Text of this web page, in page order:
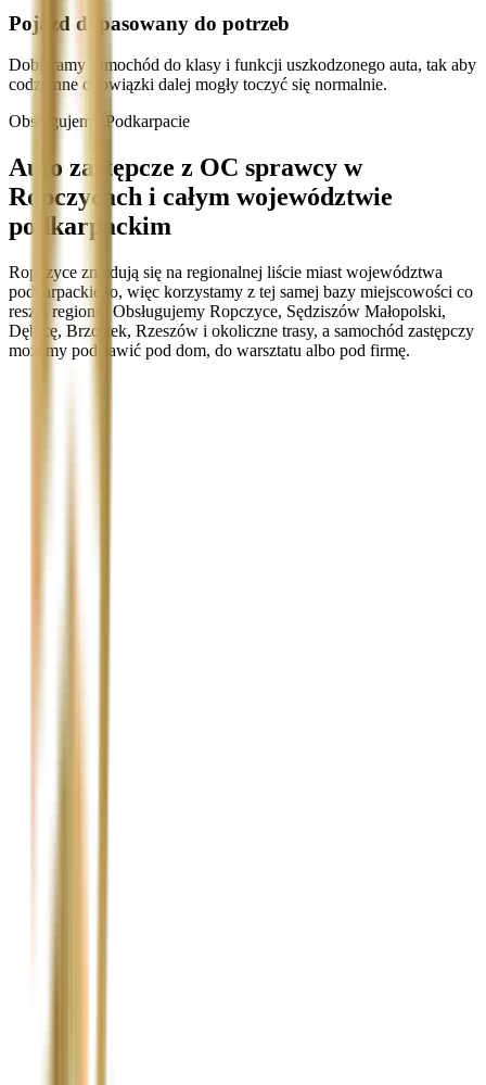
Pojazd dopasowany do potrzeb
Dobieramy samochód do klasy i funkcji uszkodzonego auta, tak aby
codzienne obowiązki dalej mogły toczyć się normalnie.
Obsługujemy Podkarpacie
Auto zastępcze z OC sprawcy w
Ropczycach i całym województwie
podkarpackim
Ropczyce znajdują się na regionalnej liście miast województwa
podkarpackiego, więc korzystamy z tej samej bazy miejscowości co
reszta regionu. Obsługujemy Ropczyce, Sędziszów Małopolski,
Dębicę, Brzostek, Rzeszów i okoliczne trasy, a samochód zastępczy
możemy podstawić pod dom, do warsztatu albo pod firmę.